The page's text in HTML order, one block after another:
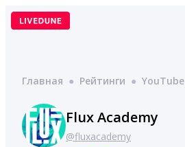
Перейти
Главная ● Рейтинги ● YouTube
Flux Academy
@fluxacademy